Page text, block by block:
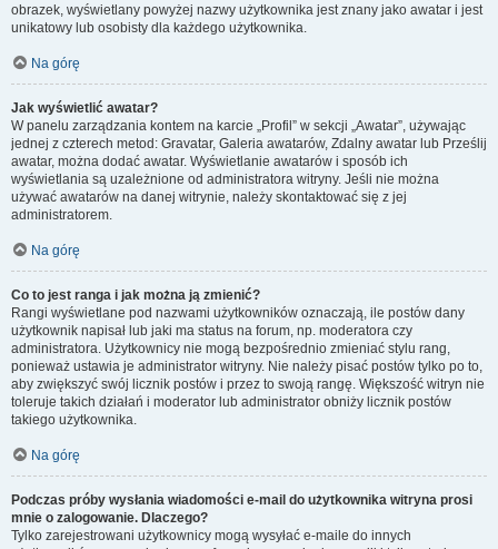
obrazek, wyświetlany powyżej nazwy użytkownika jest znany jako awatar i jest
unikatowy lub osobisty dla każdego użytkownika.
Na górę
Jak wyświetlić awatar?
W panelu zarządzania kontem na karcie „Profil” w sekcji „Awatar”, używając
jednej z czterech metod: Gravatar, Galeria awatarów, Zdalny awatar lub Prześlij
awatar, można dodać awatar. Wyświetlanie awatarów i sposób ich
wyświetlania są uzależnione od administratora witryny. Jeśli nie można
używać awatarów na danej witrynie, należy skontaktować się z jej
administratorem.
Na górę
Co to jest ranga i jak można ją zmienić?
Rangi wyświetlane pod nazwami użytkowników oznaczają, ile postów dany
użytkownik napisał lub jaki ma status na forum, np. moderatora czy
administratora. Użytkownicy nie mogą bezpośrednio zmieniać stylu rang,
ponieważ ustawia je administrator witryny. Nie należy pisać postów tylko po to,
aby zwiększyć swój licznik postów i przez to swoją rangę. Większość witryn nie
toleruje takich działań i moderator lub administrator obniży licznik postów
takiego użytkownika.
Na górę
Podczas próby wysłania wiadomości e-mail do użytkownika witryna prosi
mnie o zalogowanie. Dlaczego?
Tylko zarejestrowani użytkownicy mogą wysyłać e-maile do innych